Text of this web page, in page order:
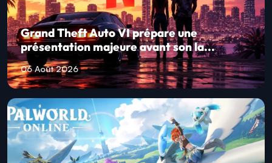
Grand Theft Auto VI prépare une
présentation majeure avant son la...
06 Août 2026